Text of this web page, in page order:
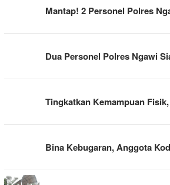
Mantap! 2 Personel Polres
Dua Personel Polres Ngawi
Tingkatkan Kemampuan
Bina Kebugaran, Anggota